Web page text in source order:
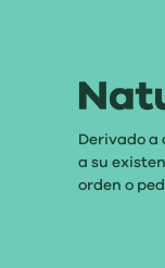
Derivado a
a su
orden o